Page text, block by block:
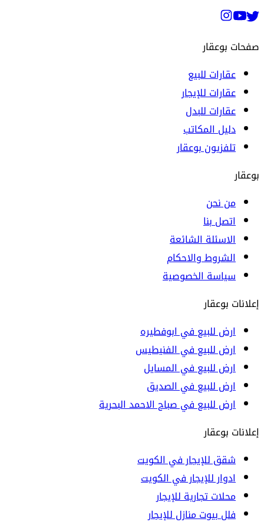
صفحات بوعقار
عقارات للبيع
عقارات للإيجار
عقارات للبدل
دليل المكاتب
تلفزيون بوعقار
بوعقار
من نحن
اتصل بنا
الاسئلة الشائعة
الشروط والاحكام
سياسة الخصوصية
إعلانات بوعقار
ارض للبيع في ابوفطيره
ارض للبيع في الفنيطيس
ارض للبيع في المسايل
ارض للبيع في الصديق
ارض للبيع في صباح الاحمد البحرية
إعلانات بوعقار
شقق للإيجار في الكويت
ادوار للإيجار في الكويت
محلات تجارية للإيجار
فلل بيوت منازل للإيجار